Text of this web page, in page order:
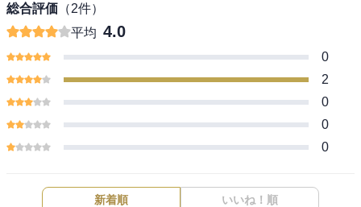
総合評価 （2件）
平均 4.0
0
2
0
0
0
新着順 いいね！順